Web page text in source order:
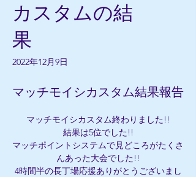
カスタムの結
果
2022年12月9日
マッチモイシカスタム結果報告
マッチモイシカスタム終わりました!!
結果は5位でした!!
マッチポイントシステムで見どころがたくさ
んあった大会でした!!
4時間半の長丁場応援ありがとうございまし